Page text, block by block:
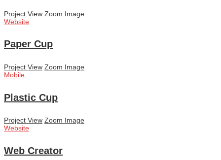
Project View Zoom Image
Website
Paper Cup
Project View Zoom Image
Mobile
Plastic Cup
Project View Zoom Image
Website
Web Creator